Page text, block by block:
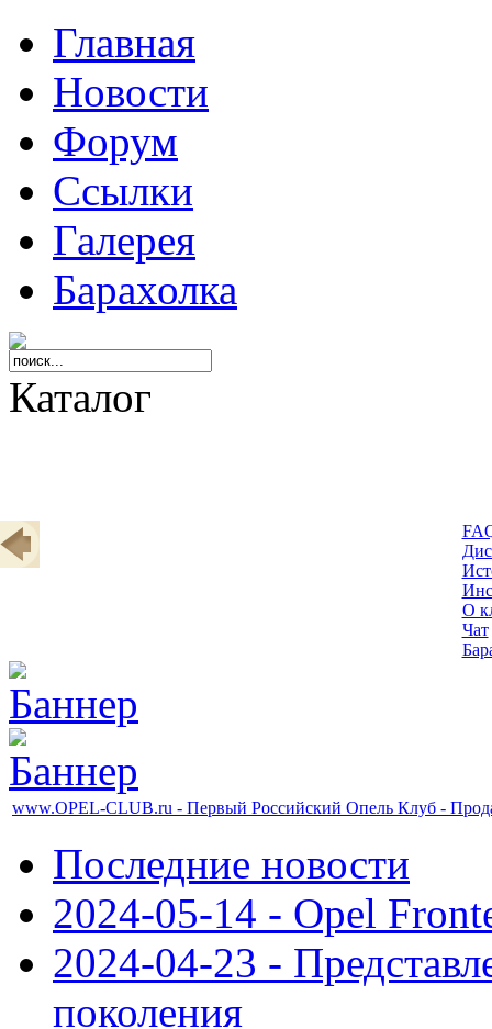
Главная
Новости
Форум
Ссылки
Галерея
Барахолка
Каталог
О
Чат
www.OPEL-CLUB.ru - Первый Российский Опель Клуб -
Последние новости
2024-05-14 - Opel
2024-04-23 -
поколения